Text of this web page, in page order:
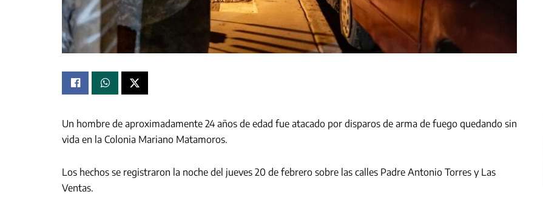
Un hombre de aproximadamente 24 años de edad fue atacado por disparos de arma de fuego quedando sin
vida en la Colonia Mariano Matamoros.
Los hechos se registraron la noche del jueves 20 de febrero sobre las calles Padre Antonio Torres y Las
Ventas.